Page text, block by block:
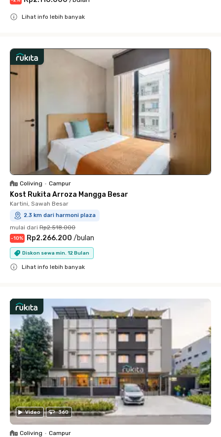
Lihat info lebih banyak
Coliving • Campur
Kost Rukita Arroza Mangga Besar
Kartini, Sawah Besar
2.3 km dari harmoni plaza
mulai dari Rp2.518.000
-10% Rp2.266.200 /bulan
Diskon sewa min. 12 Bulan
Lihat info lebih banyak
Video 360
Coliving • Campur